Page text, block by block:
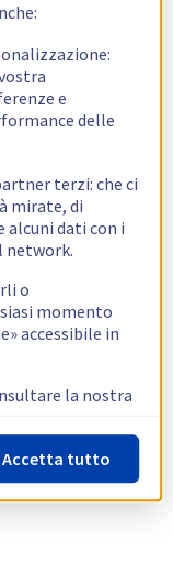
e
delle
terzi: che ci
mirate, di
alcuni dati con i
network.
o
momento
accessibile in
la nostra
Accetta tutto